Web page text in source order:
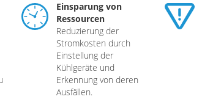
Einsparung von
Ressourcen
Reduzierung der
Stromkosten durch
Einstellung der
Kühlgeräte und
Erkennung von deren
Ausfällen.